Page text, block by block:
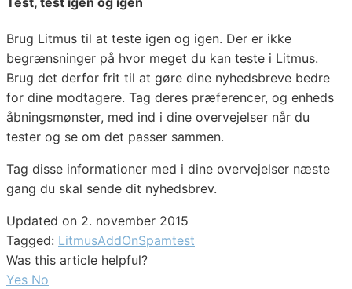
Brug Litmus til at teste igen og igen. Der er ikke
begrænsninger på hvor meget du kan teste i Litmus.
Brug det derfor frit til at gøre dine nyhedsbreve bedre
for dine modtagere. Tag deres præferencer, og enheds
åbningsmønster, med ind i dine overvejelser når du
tester og se om det passer sammen.
Tag disse informationer med i dine overvejelser næste
gang du skal sende dit nyhedsbrev.
Updated on 2. november 2015
Tagged: LitmusAddOnSpamtest
Was this article helpful?
Yes No